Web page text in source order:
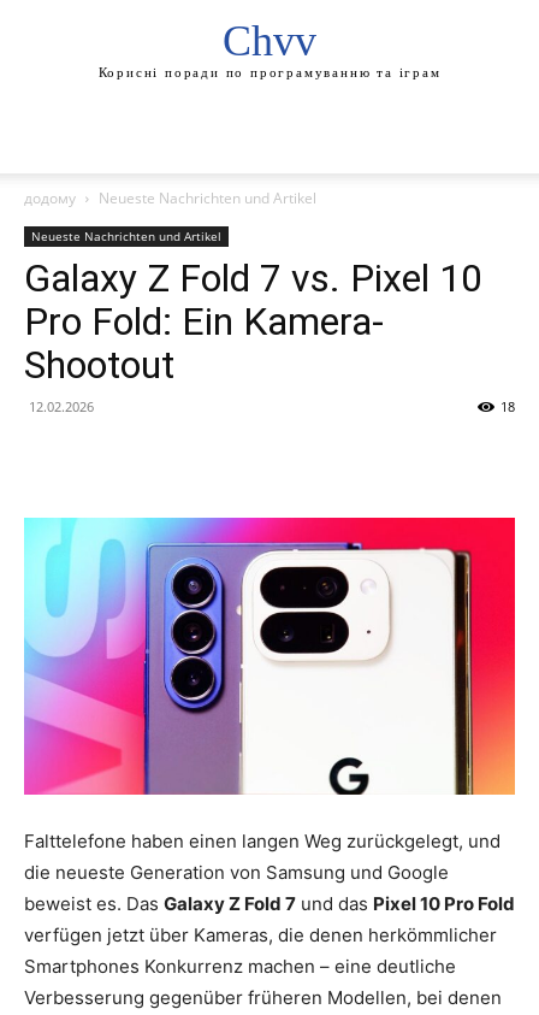
Chvv
Корисні поради по програмуванню та іграм
додому Neueste Nachrichten und Artikel
Neueste Nachrichten und Artikel
Galaxy Z Fold 7 vs. Pixel 10
Pro Fold: Ein Kamera-
Shootout
12.02.2026 18
Falttelefone haben einen langen Weg zurückgelegt, und
die neueste Generation von Samsung und Google
beweist es. Das Galaxy Z Fold 7 und das Pixel 10 Pro Fold
verfügen jetzt über Kameras, die denen herkömmlicher
Smartphones Konkurrenz machen – eine deutliche
Verbesserung gegenüber früheren Modellen, bei denen